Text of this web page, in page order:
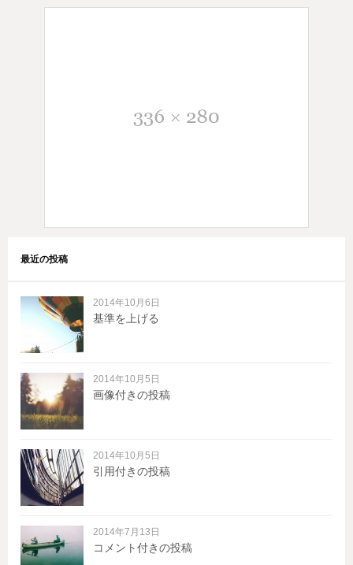
最近の投稿
2014年10月6日
基準を上げる
2014年10月5日
画像付きの投稿
2014年10月5日
引用付きの投稿
2014年7月13日
コメント付きの投稿